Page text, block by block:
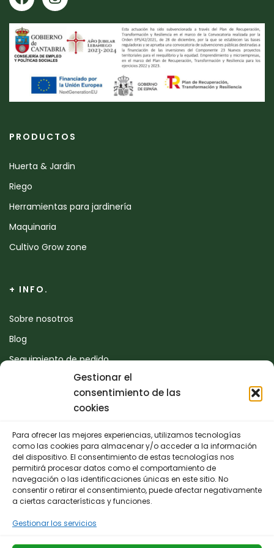
Gestionar el
consentimiento de las
cookies
Para ofrecer las mejores experiencias, utilizamos tecnologías
como las cookies para almacenar y/o acceder a la información
del dispositivo. El consentimiento de estas tecnologías nos
permitirá procesar datos como el comportamiento de
navegación o las identificaciones únicas en este sitio. No
consentir o retirar el consentimiento, puede afectar negativamente
a ciertas características y funciones.
Gestionar los servicios
PRODUCTOS
Huerta & Jardin
Riego
Herramientas para jardinería
Maquinaria
Cultivo Grow zone
+ INFO.
Sobre nosotros
Blog
Seguimiento de pedido
CONTACTO
942 25 50 54
Polígono de Trascueto, parcela 4, 39600 Revilla de
Camargo, Cantabria
info@fernando-santamaria.com